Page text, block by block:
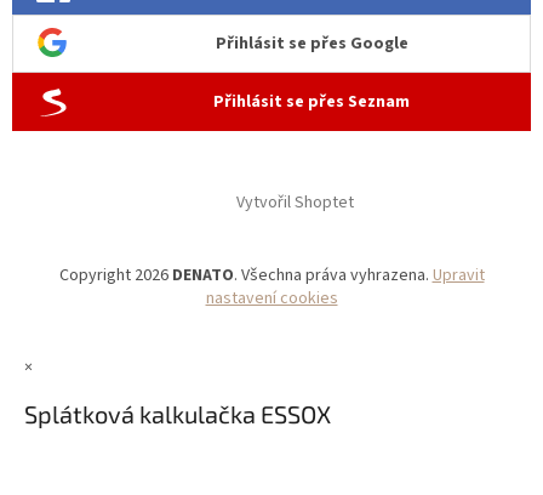
Přihlásit se přes Google
Přihlásit se přes Seznam
Vytvořil Shoptet
Copyright 2026 DENATO. Všechna práva vyhrazena.Upravit
nastavení cookies
×
Splátková kalkulačka ESSOX